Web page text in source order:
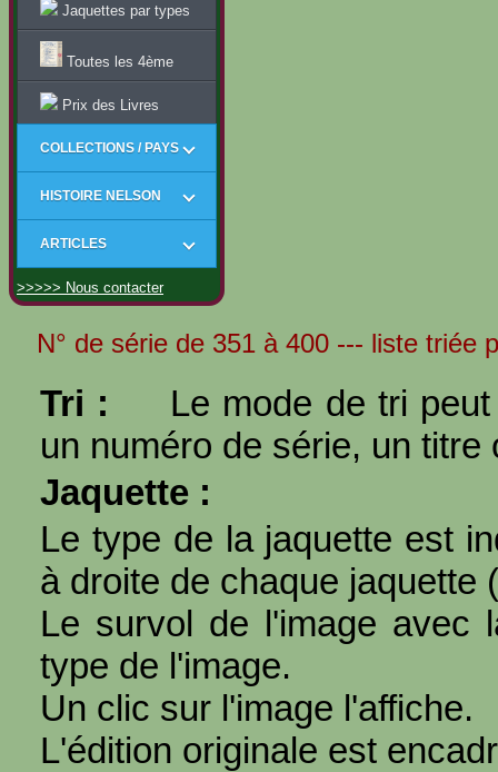
Jaquettes par types
Toutes les 4ème
Prix des Livres
COLLECTIONS / PAYS
HISTOIRE NELSON
ARTICLES
>>>>> Nous contacter
N° de série de 351 à 400 --- liste triée
Tri :
Le mode de tri
un numéro de série, un titre
Jaquette :
Le type de la jaquette est
à droite de chaque jaquette (
Le survol de l'image avec
type de l'image.
Un clic sur l'image l'affiche.
L'édition originale est